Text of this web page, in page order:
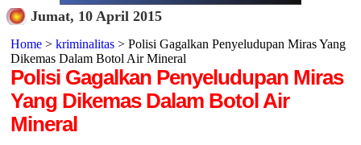
Jumat, 10 April 2015
Home> kriminalitas> Polisi Gagalkan Penyeludupan Miras Yang
Dikemas Dalam Botol Air Mineral
Polisi Gagalkan Penyeludupan Miras
Yang Dikemas Dalam Botol Air
Mineral